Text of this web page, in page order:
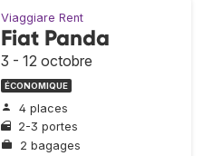
Viaggiare Rent
Fiat Panda
3 - 12 octobre
ÉCONOMIQUE
4 places
2-3 portes
2 bagages